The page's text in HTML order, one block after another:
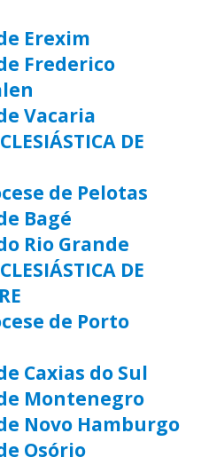
Erexim
Frederico
Vacaria
DE
de Pelotas
Bagé
Rio Grande
DE
de Porto
Caxias do Sul
Montenegro
Novo Hamburgo
Osório